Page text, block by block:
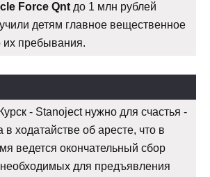
Force Qnt до 1 млн рублей
детям главное вещественное
их пребывания.
- Stanoject нужно для счастья -
в ходатайстве об аресте, что в
ведется окончательный сбор
необходимых для предъявления